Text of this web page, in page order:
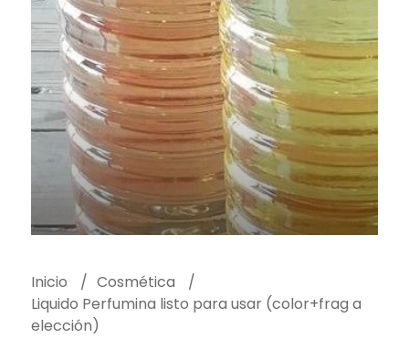
Inicio
Cosmética
Liquido Perfumina listo para usar (color+frag a
elección)